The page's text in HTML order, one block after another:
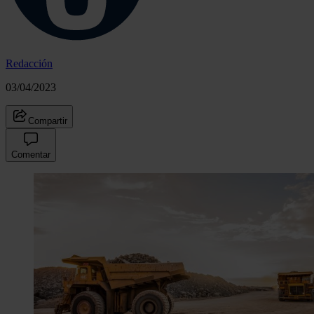
Redacción
03/04/2023
Compartir
Comentar